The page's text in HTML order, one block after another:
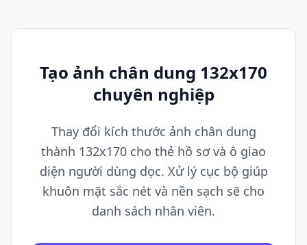
Tạo ảnh chân dung 132x170
chuyên nghiệp
Thay đổi kích thước ảnh chân dung
thành 132x170 cho thẻ hồ sơ và ô giao
diện người dùng dọc. Xử lý cục bộ giúp
khuôn mặt sắc nét và nền sạch sẽ cho
danh sách nhân viên.